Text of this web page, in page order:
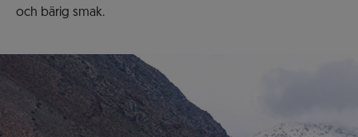
och bärig smak.